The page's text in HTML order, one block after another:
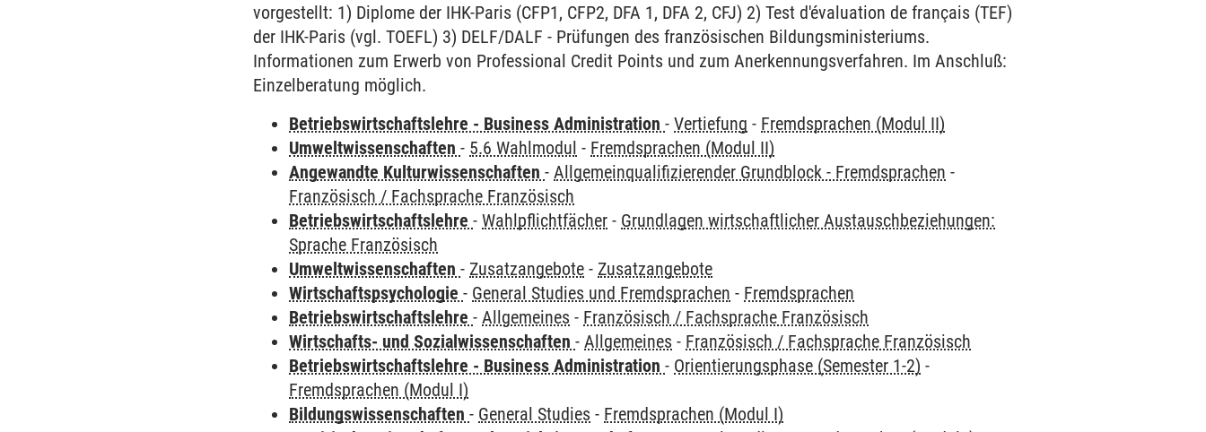
vorgestellt: 1) Diplome der IHK-Paris (CFP1, CFP2, DFA 1, DFA 2, CFJ) 2) Test d'évaluation de français (TEF)
der IHK-Paris (vgl. TOEFL) 3) DELF/DALF - Prüfungen des französischen Bildungsministeriums.
Informationen zum Erwerb von Professional Credit Points und zum Anerkennungsverfahren. Im Anschluß:
Einzelberatung möglich.
Betriebswirtschaftslehre - Business Administration-Vertiefung - Fremdsprachen (Modul II)
Umweltwissenschaften- 5.6 Wahlmodul - Fremdsprachen (Modul II)
Angewandte Kulturwissenschaften-Allgemeinqualifizierender Grundblock - Fremdsprachen -
Französisch / Fachsprache Französisch
Betriebswirtschaftslehre-Wahlpflichtfächer - Grundlagen wirtschaftlicher Austauschbeziehungen:
Sprache Französisch
Umweltwissenschaften- Zusatzangebote - Zusatzangebote
Wirtschaftspsychologie- General Studies und Fremdsprachen - Fremdsprachen
Betriebswirtschaftslehre-Allgemeines - Französisch / Fachsprache Französisch
Wirtschafts- und Sozialwissenschaften-Allgemeines - Französisch / Fachsprache Französisch
Betriebswirtschaftslehre - Business Administration- Orientierungsphase (Semester 1-2) -
Fremdsprachen (Modul I)
Bildungswissenschaften- General Studies - Fremdsprachen (Modul I)